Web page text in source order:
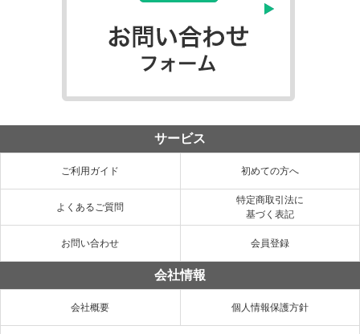
サービス
ご利用ガイド 初めての方へ
よくあるご質問
特定商取引法に
基づく表記
お問い合わせ 会員登録
会社情報
会社概要 個人情報保護方針